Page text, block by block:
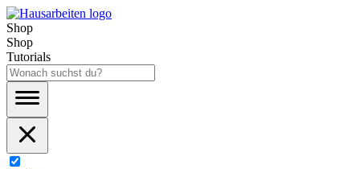
Shop
Shop
Tutorials